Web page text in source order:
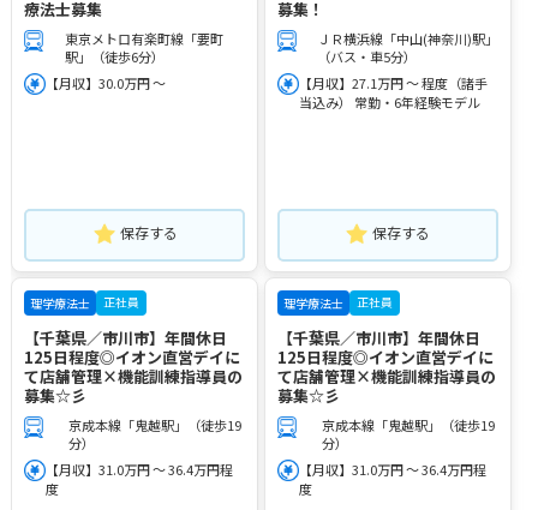
療法士募集
東京メトロ有楽町線「要町
駅」（徒歩6分）
【月収】30.0万円 ～
保存する
募集！
ＪＲ横浜線「中山(神奈川)駅」
（バス・車5分）
【月収】27.1万円 ～ 程度（諸手
当込み） 常勤・6年経験モデル
保存する
理学療法士 正社員
【千葉県／市川市】年間休日
125日程度◎イオン直営デイに
て店舗管理×機能訓練指導員の
募集☆彡
京成本線「鬼越駅」（徒歩19
分）
【月収】31.0万円 ～ 36.4万円程
度
理学療法士 正社員
【千葉県／市川市】年間休日
125日程度◎イオン直営デイに
て店舗管理×機能訓練指導員の
募集☆彡
京成本線「鬼越駅」（徒歩19
分）
【月収】31.0万円 ～ 36.4万円程
度